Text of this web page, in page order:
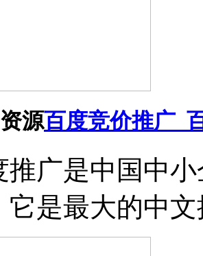
源百度竞价推广_
推广是中国中
它是最大的中